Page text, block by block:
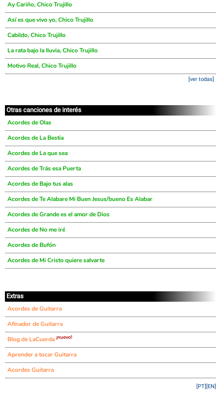
Ay Cariño, Chico Trujillo
Así es que vivo yo, Chico Trujillo
Cabildo, Chico Trujillo
La rata bajo la lluvia, Chico Trujillo
Motivo Real, Chico Trujillo
[ver todas]
Otras canciones de interés
Acordes de Olas
Acordes de La Bestia
Acordes de La que sea
Acordes de Trás esa Puerta
Acordes de Bajo tus alas
Acordes de Te Alabare Mi Buen Jesus/bueno Es Alabar
Acordes de Grande es el amor de Dios
Acordes de No me iré
Acordes de Bufón
Acordes de Mi Cristo quiere salvarte
Extras
Acordes de Guitarra
Afinador de Guitarra
Blog de LaCuerda ¡nuevo!
Aprender a tocar Guitarra
Acordes Guitarra
[EN]
[PT]